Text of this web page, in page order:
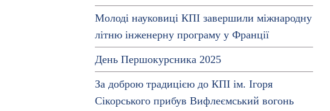
Молоді науковиці КПІ завершили міжнародну
літню інженерну програму у Франції
День Першокурсника 2025
За доброю традицією до КПІ ім. Ігоря
Сікорського прибув Вифлеємський вогонь